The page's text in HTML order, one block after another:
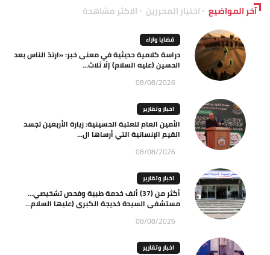
آخر المواضيع اختيار المحررين الاكثر مشاهدة
قضايا وآراء
دراسة كلامية حديثية في معنى خبر: «ارتدّ الناس بعد
الحسين (عليه السلام) إلّا ثلاث...
08/08/2026
اخبار وتقارير
الأمين العام للعتبة الحسينية: زيارة الأربعين تجسد
القيم الإنسانية التي أرساها ال...
08/08/2026
اخبار وتقارير
أكثر من (37) ألف خدمة طبية وفحص تشخيصي…
مستشفى السيدة خديجة الكبرى (عليها السلام...
08/08/2026
اخبار وتقارير